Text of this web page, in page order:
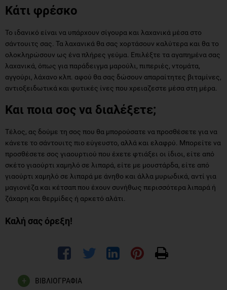
Κάτι φρέσκο
Το ιδανικό είναι να υπάρχουν σίγουρα και λαχανικά μέσα στο
σάντουιτς σας. Τα λαχανικά θα σας χορτάσουν καλύτερα και θα το
ολοκληρώσουν ως ένα πλήρες γεύμα. Επιλέξτε τα αγαπημένα σας
λαχανικά, όπως για παράδειγμα μαρούλι, πιπεριές, ντομάτα,
αγγούρι, λάχανο κλπ. αφού θα σας δώσουν απαραίτητες βιταμίνες,
αντιοξειδωτικά και φυτικές ίνες που χρειαζεστε μέσα στη μέρα.
Και ποια σος να διαλέξετε;
Τέλος, ας δούμε τη σος που θα μπορούσατε να προσθέσετε για να
κάνετε το σάντουιτς πιο εύγευστο, αλλά και ελαφρύ. Μπορείτε να
προσθέσετε σος γιαουρτιού που έχετε φτιάξει οι ίδιοι, είτε από
σκέτο γιαούρτι χαμηλό σε λιπαρά, είτε με μουστάρδα, είτε από
γιαούρτι χαμηλό σε λιπαρά με άνηθο και άλλα μυρωδικά, αντί για
μαγιονέζα και κέτσαπ που έχουν συνήθως περισσότερα λιπαρά ή
ζάχαρη και θερμίδες ή αρκετό αλάτι.
Καλή σας όρεξη!
ΒΙΒΛΙΟΓΡΑΦΙΑ